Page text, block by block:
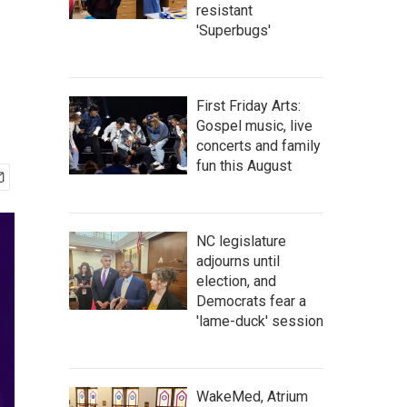
resistant
'Superbugs'
First Friday Arts:
Gospel music, live
concerts and family
fun this August
NC legislature
adjourns until
election, and
Democrats fear a
'lame-duck' session
WakeMed, Atrium